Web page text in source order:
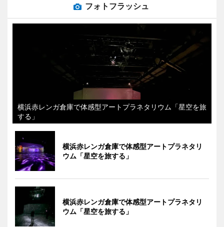
フォトフラッシュ
横浜赤レンガ倉庫で体感型アートプラネタリウム「星空を旅
する」
横浜赤レンガ倉庫で体感型アートプラネタリ
ウム「星空を旅する」
横浜赤レンガ倉庫で体感型アートプラネタリ
ウム「星空を旅する」